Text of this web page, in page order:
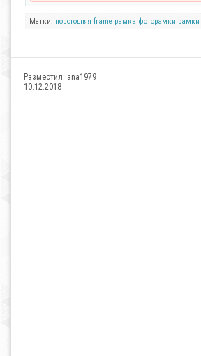
Метки: новогодняя frame рамка фоторамки рамки
Разместил: ana1979
10.12.2018